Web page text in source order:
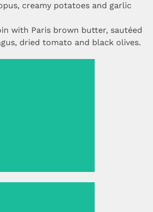
creamy potatoes and garlic
with Paris brown butter, sautéed
dried tomato and black olives.